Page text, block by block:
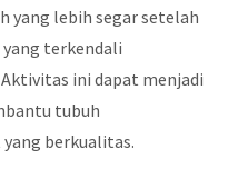
yang lebih segar setelah
terkendali
ini dapat menjadi
tubuh
berkualitas.